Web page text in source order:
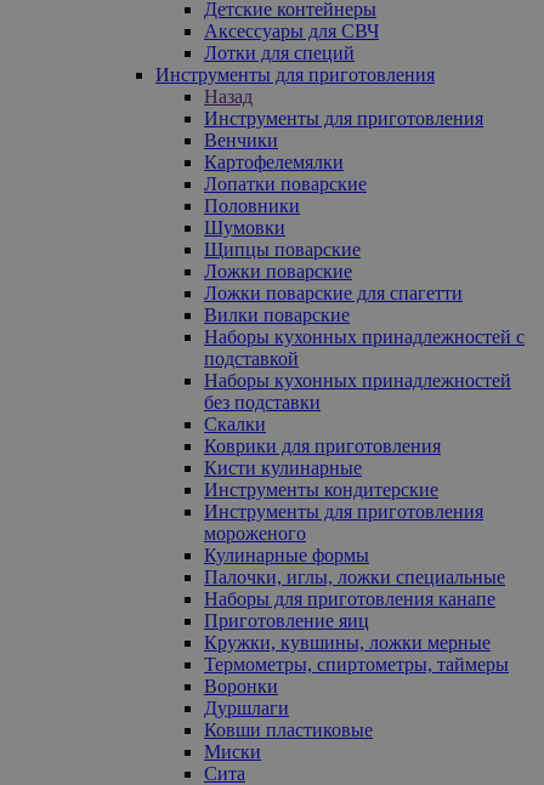
Детские контейнеры
Аксессуары для СВЧ
Лотки для специй
Инструменты для приготовления
Назад
Инструменты для приготовления
Венчики
Картофелемялки
Лопатки поварские
Половники
Шумовки
Щипцы поварские
Ложки поварские
Ложки поварские для спагетти
Вилки поварские
Наборы кухонных принадлежностей с
подставкой
Наборы кухонных принадлежностей
без подставки
Скалки
Коврики для приготовления
Кисти кулинарные
Инструменты кондитерские
Инструменты для приготовления
мороженого
Кулинарные формы
Палочки, иглы, ложки специальные
Наборы для приготовления канапе
Приготовление яиц
Кружки, кувшины, ложки мерные
Термометры, спиртометры, таймеры
Воронки
Дуршлаги
Ковши пластиковые
Миски
Сита